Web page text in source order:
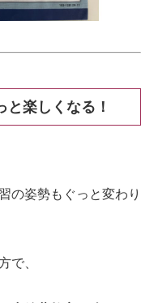
楽しくなる！
の姿勢もぐっと変わり
で、